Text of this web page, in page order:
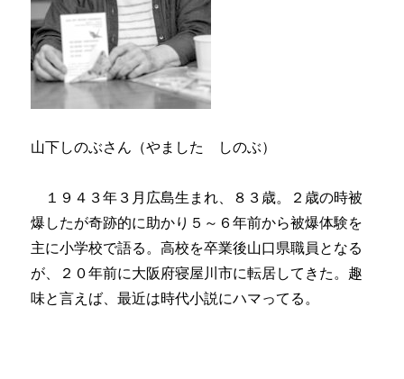
山下しのぶさん（やました しのぶ）
１９４３年３月広島生まれ、８３歳。２歳の時被
爆したが奇跡的に助かり５～６年前から被爆体験を
主に小学校で語る。高校を卒業後山口県職員となる
が、２０年前に大阪府寝屋川市に転居してきた。趣
味と言えば、最近は時代小説にハマってる。